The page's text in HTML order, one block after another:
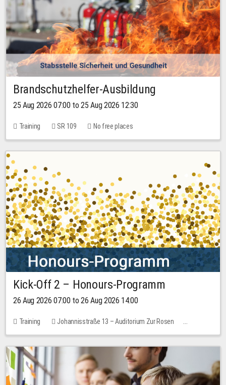
Brandschutzhelfer-Ausbildung
25 Aug 2026 07:00 to 25 Aug 2026 12:30
Training SR 109 No free places
Kick-Off 2 – Honours-Programm
26 Aug 2026 07:00 to 26 Aug 2026 14:00
Training
Johannisstraße 13 – Auditorium Zur Rosen
No free places